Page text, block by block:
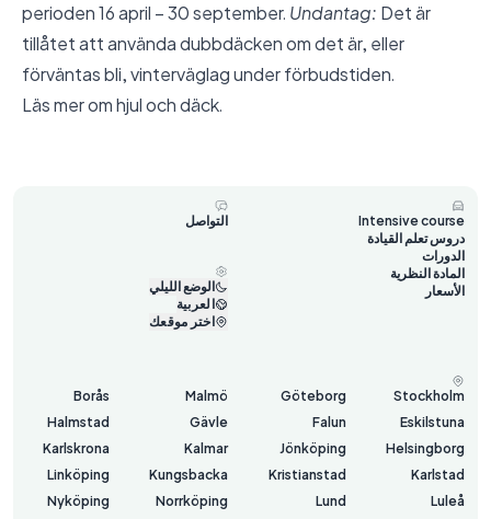
perioden 16 april – 30 september. Undantag: Det är
tillåtet att använda dubbdäcken om det är, eller
förväntas bli, vinterväglag under förbudstiden.
Läs mer omhjul och däck.
Intensive course
دروس تعلم القيادة
الدورات
المادة النظرية
الأسعار
التواصل
الوضع الليلي
العربية
اختر موقعك
Stockholm
Göteborg
Malmö
Borås
Eskilstuna
Falun
Gävle
Halmstad
Helsingborg
Jönköping
Kalmar
Karlskrona
Karlstad
Kristianstad
Kungsbacka
Linköping
Luleå
Lund
Norrköping
Nyköping